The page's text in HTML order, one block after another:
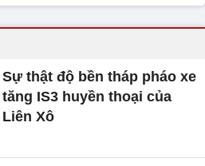
Sự thật độ bền tháp pháo xe
tăng IS3 huyền thoại của
Liên Xô